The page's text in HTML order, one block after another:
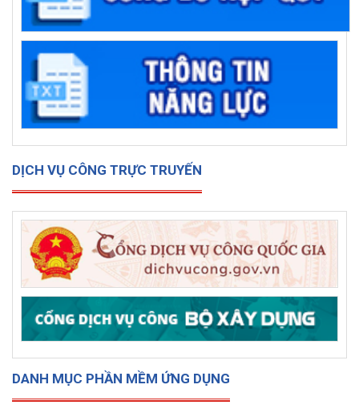
DỊCH VỤ CÔNG TRỰC TRUYẾN
DANH MỤC PHẦN MỀM ỨNG DỤNG